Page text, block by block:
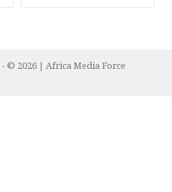
- © 2026 | Africa Media Force